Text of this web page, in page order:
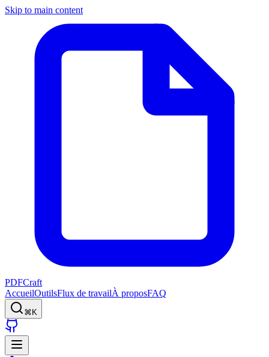
Skip to main content
PDFCraft
AccueilOutilsFlux de travailÀ proposFAQ
⌘K